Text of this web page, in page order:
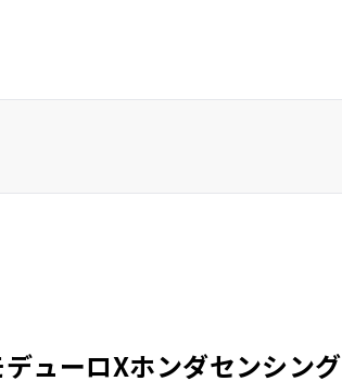
ューロXホンダセンシング